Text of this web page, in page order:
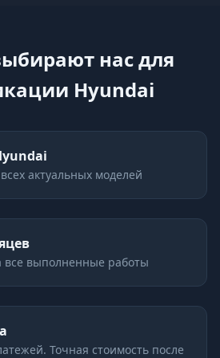
нас для
Hyundai
актуальных моделей
все выполненные работы
Точная стоимость после